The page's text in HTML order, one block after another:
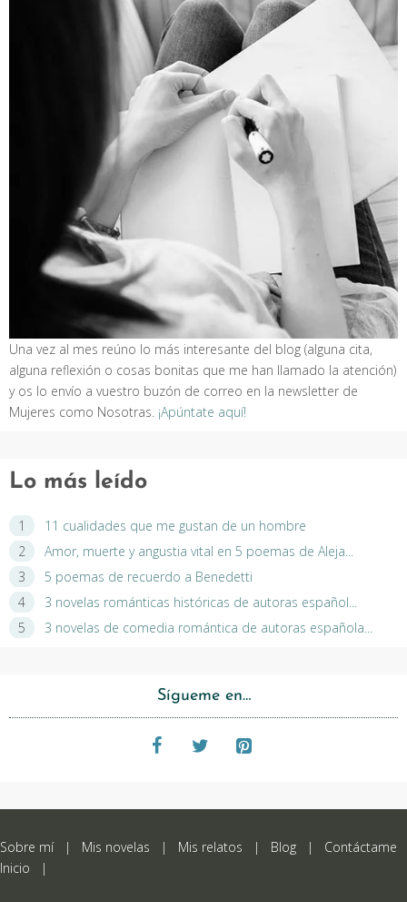
Una vez al mes reúno lo más interesante del blog (alguna cita,
alguna reflexión o cosas bonitas que me han llamado la atención)
y os lo envío a vuestro buzón de correo en la newsletter de
Mujeres como Nosotras. ¡Apúntate aquí!
Lo más leído
11 cualidades que me gustan de un hombre
Amor, muerte y angustia vital en 5 poemas de Aleja...
5 poemas de recuerdo a Benedetti
3 novelas románticas históricas de autoras español...
3 novelas de comedia romántica de autoras española...
Sígueme en…
Sobre mí| Mis novelas | Mis relatos | Blog | Contáctame
Inicio |